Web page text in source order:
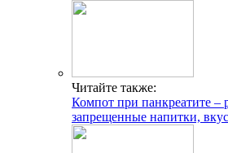
Читайте также:
Компот при панкреатите –
запрещенные напитки,